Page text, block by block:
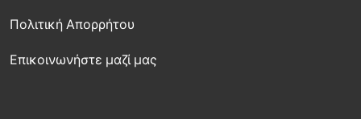
Πολιτική Απορρήτου
Επικοινωνήστε μαζί μας